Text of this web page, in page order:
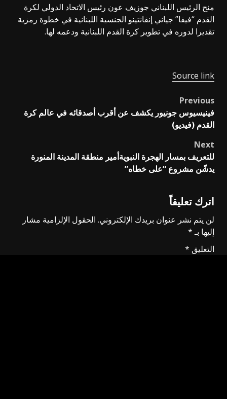
منح الرئيس اللبناني جوزيف عون رئيس الاتحاد الدولي لكرة
القدم “فيفا” جياني إنفانتينو الجنسية اللبنانية في خطوة رمزية
تقديرا لدوره في تطوير كرة القدم اللبنانية ودعمه لها.
Source link
Post
navigation
Previous
فينيسيوس جونيور يكشف عن أقرب أصدقائه في عالم كرة
القدم (فيديو)
Next
للتعريف بمسار الهجرة النبويةأمير منطقة المدينة المنورة
يدشّن مشروع “على خطاه”
اترك تعليقاً
لن يتم نشر عنوان بريدك الإلكتروني. الحقول الإلزامية مشار
إليها بـ*
التعليق *